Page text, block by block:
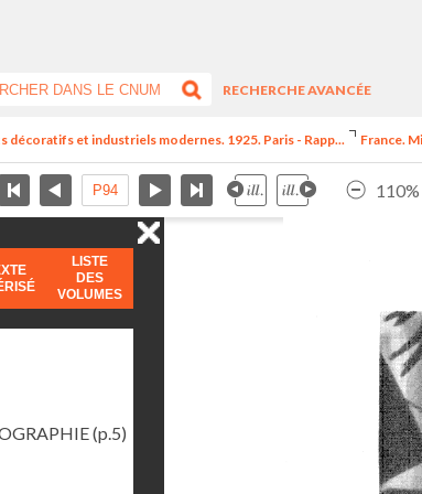
RECHERCHE AVANCÉE
décoratifs et industriels modernes. 1925. Paris - Rapp... France.
110%
LISTE
DES
VOLUMES
(p.5)